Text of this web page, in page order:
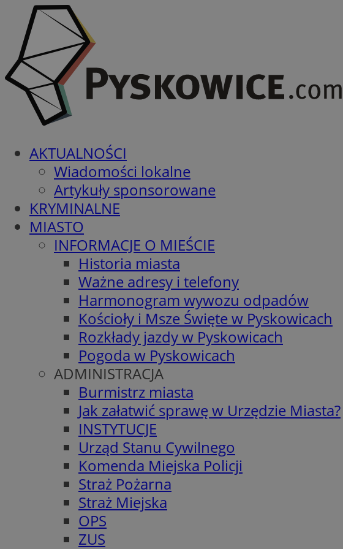
AKTUALNOŚCI
Wiadomości lokalne
Artykuły sponsorowane
KRYMINALNE
MIASTO
INFORMACJE O MIEŚCIE
Historia miasta
Ważne adresy i telefony
Harmonogram wywozu odpadów
Kościoły i Msze Święte w Pyskowicach
Rozkłady jazdy w Pyskowicach
Pogoda w Pyskowicach
ADMINISTRACJA
Burmistrz miasta
Jak załatwić sprawę w Urzędzie Miasta?
INSTYTUCJE
Urząd Stanu Cywilnego
Komenda Miejska Policji
Straż Pożarna
Straż Miejska
OPS
ZUS